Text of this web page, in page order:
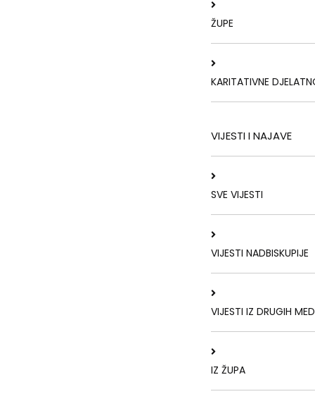
ŽUPE
KARITATIVNE
VIJESTI I NAJAVE
SVE VIJESTI
VIJESTI NADBISKUPIJE
VIJESTI IZ DRUGIH
IZ ŽUPA